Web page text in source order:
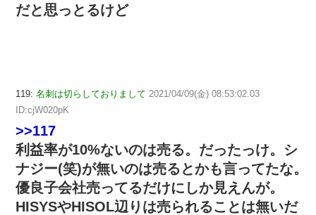
だと思っとるけど
119: 名刺は切らしておりまして 2021/04/09(金) 08:53:02.03
ID:cjW020pK
>>117
利益率が10%ないのは売る。だったっけ。シ
ナジー(笑)が無いのは売るとかも言ってたな。
優良子会社売ってるだけにしか見えんが。
HISYSやHISOL辺りは売られることは無いだ